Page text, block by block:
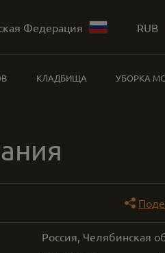
Федерация RUB
КЛАДБИЩА УБОРКА
Россия, Челябинская